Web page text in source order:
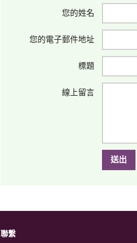
您的姓名
您的電子郵件地址
標題
線上留言
送出
聯繫